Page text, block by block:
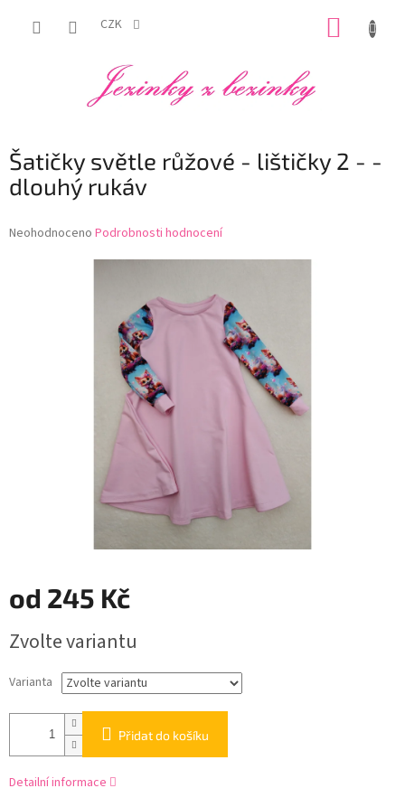
CZK
Šatičky světle růžové - lištičky 2 - -
dlouhý rukáv
Průměrné
Neohodnoceno Podrobnosti hodnocení
od 245 Kč
cena:
Zvolte variantu
Varianta
Přidat do košíku
Detailní informace